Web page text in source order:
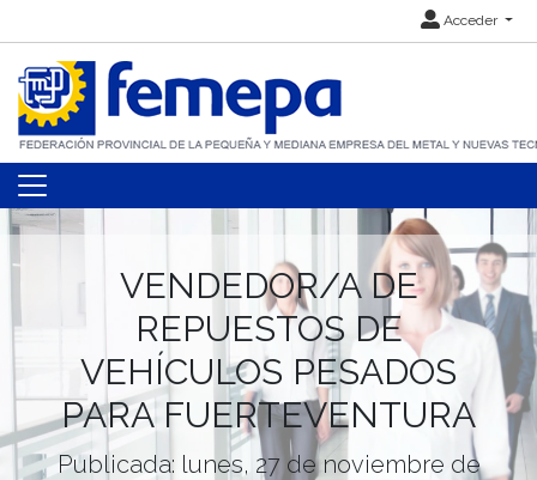
Acceder
VENDEDOR/A DE
REPUESTOS DE
VEHÍCULOS PESADOS
PARA FUERTEVENTURA
Publicada: lunes, 27 de noviembre de